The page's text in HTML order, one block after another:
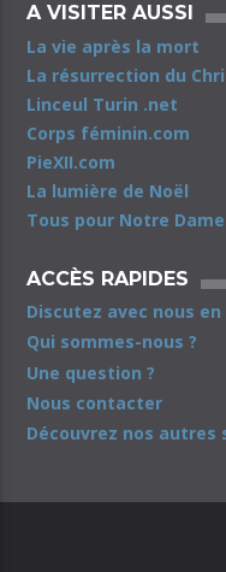
A VISITER AUSSI
La vie après la mort
La résurrection du
Linceul Turin .net
Corps féminin.com
PieXII.com
La lumière de Noël
Tous pour Notre Dame
ACCÈS RAPIDES
Discutez avec nous en
Qui sommes-nous ?
Une question ?
Nous contacter
Découvrez nos autres